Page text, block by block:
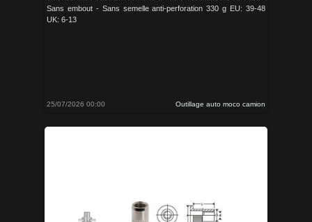
Sans embout - Sans semelle anti-perforation 330 g EU: 39-48
UK: 6-13
25/07/2026 00:00 Outillage auto moco camion